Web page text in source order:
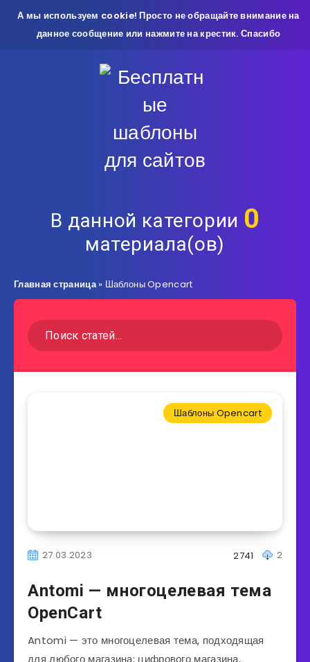
А мы используем cookie! Просто не обращайте внимание на
данное сообщение или нажмите на крестик. Спасибо
В данной категории 0
материала(ов)
Главная страница» Шаблоны Opencart
Шаблоны Opencart
27.03.2023 2
2741
Antomi — многоцелевая тема
OpenCart
Antomi — это многоцелевая тема, подходящая
для любого магазина: цифрового магазина,